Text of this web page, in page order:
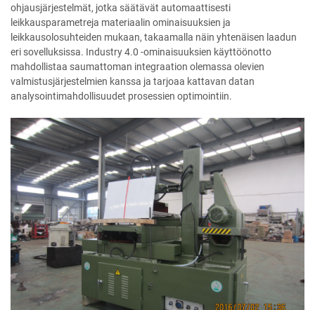
ohjausjärjestelmät, jotka säätävät automaattisesti
leikkausparametreja materiaalin ominaisuuksien ja
leikkausolosuhteiden mukaan, takaamalla näin yhtenäisen laadun
eri sovelluksissa. Industry 4.0 -ominaisuuksien käyttöönotto
mahdollistaa saumattoman integraation olemassa olevien
valmistusjärjestelmien kanssa ja tarjoaa kattavan datan
analysointimahdollisuudet prosessien optimointiin.